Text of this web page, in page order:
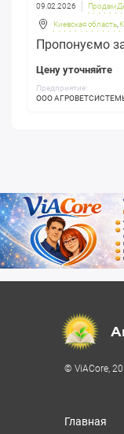
09.02.2026 Продам
Киевская область,
Пропонуємо
Цену уточняйте
Предприятие:
ООО
© ViACore,
Главная